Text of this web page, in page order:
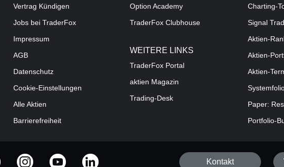
Vertrag Kündigen
Jobs bei TraderFox
Impressum
AGB
Datenschutz
Cookie-Einstellungen
Alle Aktien
Barrierefreiheit
Option Academy
TraderFox Clubhouse
WEITERE LINKS
TraderFox Portal
aktien Magazin
Trading-Desk
Charting-
Signal
Aktien-
Aktien-
Aktien-
Paper:
Portfolio-
Kontakt